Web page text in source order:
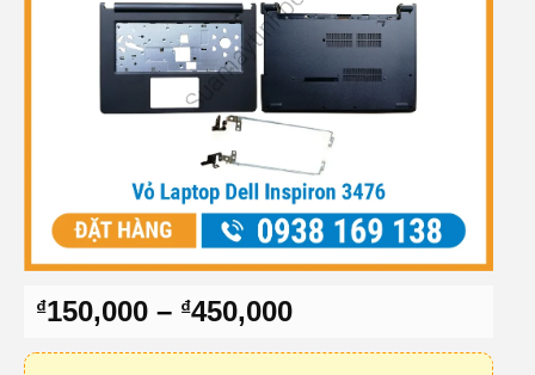
₫150,000 – ₫450,000Khoảng